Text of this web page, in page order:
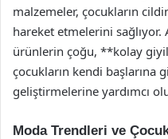
malzemeler, çocukların
hareket etmelerini sağlıyor.
ürünlerin çoğu, **kolay
çocukların kendi başlarına
geliştirmelerine yardımcı
Moda Trendleri ve